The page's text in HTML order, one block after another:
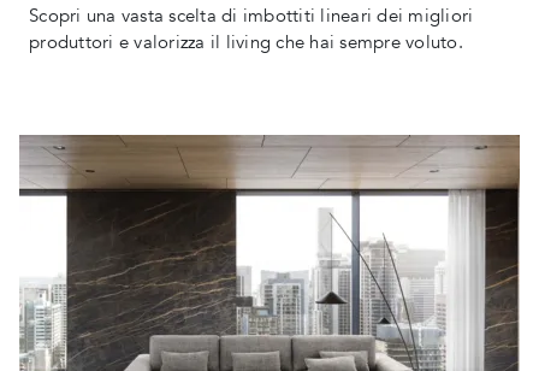
Scopri una vasta scelta di imbottiti lineari dei migliori
produttori e valorizza il living che hai sempre voluto.